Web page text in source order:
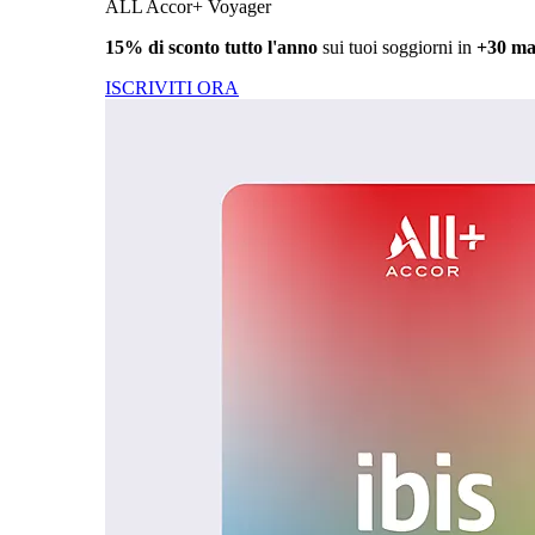
ALL Accor+ Voyager
15% di sconto tutto l'anno sui tuoi soggiorni in +30
ISCRIVITI ORA